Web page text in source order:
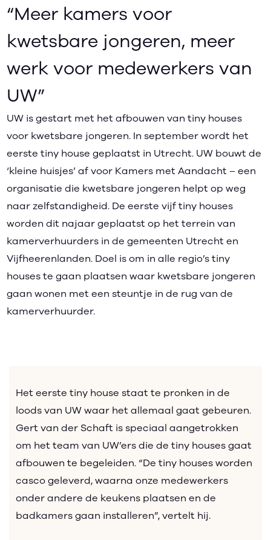
“Meer kamers voor
kwetsbare jongeren, meer
werk voor medewerkers van
UW”
UW is gestart met het afbouwen van tiny houses
voor kwetsbare jongeren. In september wordt het
eerste tiny house geplaatst in Utrecht. UW bouwt de
‘kleine huisjes’ af voor Kamers met Aandacht – een
organisatie die kwetsbare jongeren helpt op weg
naar zelfstandigheid. De eerste vijf tiny houses
worden dit najaar geplaatst op het terrein van
kamerverhuurders in de gemeenten Utrecht en
Vijfheerenlanden. Doel is om in alle regio’s tiny
houses te gaan plaatsen waar kwetsbare jongeren
gaan wonen met een steuntje in de rug van de
kamerverhuurder.
Het eerste tiny house staat te pronken in de
loods van UW waar het allemaal gaat gebeuren.
Gert van der Schaft is speciaal aangetrokken
om het team van UW’ers die de tiny houses gaat
afbouwen te begeleiden. “De tiny houses worden
casco geleverd, waarna onze medewerkers
onder andere de keukens plaatsen en de
badkamers gaan installeren”, vertelt hij.